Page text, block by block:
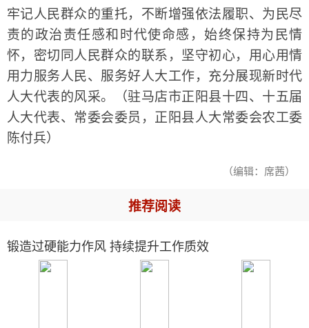
牢记人民群众的重托，不断增强依法履职、为民尽
责的政治责任感和时代使命感，始终保持为民情
怀，密切同人民群众的联系，坚守初心，用心用情
用力服务人民、服务好人大工作，充分展现新时代
人大代表的风采。（驻马店市正阳县十四、十五届
人大代表、常委会委员，正阳县人大常委会农工委
陈付兵）
（编辑：席茜）
推荐阅读
锻造过硬能力作风 持续提升工作质效